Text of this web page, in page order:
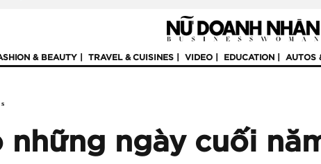
& BEAUTY TRAVEL & CUISINES VIDEO EDUCATION AUTOS
những ngày cuối